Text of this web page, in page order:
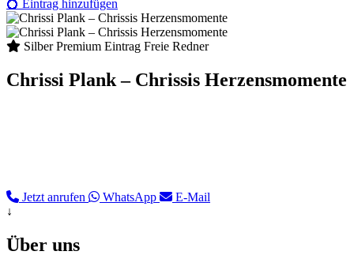
💍 Eintrag hinzufügen
Silber Premium Eintrag Freie Redner
Chrissi Plank – Chrissis Herzensmomente
Jetzt anrufen
WhatsApp
E-Mail
↓
Über uns